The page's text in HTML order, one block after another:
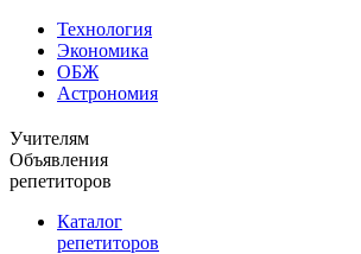
Технология
Экономика
ОБЖ
Астрономия
Учителям
Объявления
репетиторов
Каталог
репетиторов